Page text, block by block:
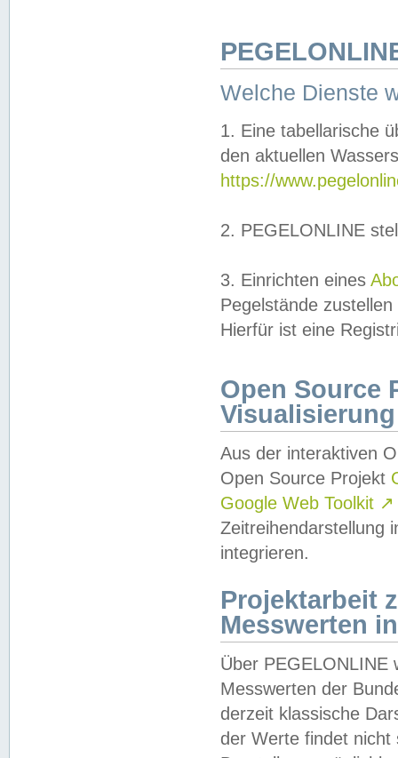
Welche Dienste
1. Eine tabellarische
den aktuellen
https://
2. PEGELONLINE
3. Einrichten eines
Pegelstände
Hierfür ist eine
Open Source
Visualisierung
Aus der interaktiven
Open Source Projekt
Google Web Toolkit ↗
Zeitreihendarstellung
integrieren.
Projektarbeit
Messwerten
Über PEGELONLINE
Messwerten der
derzeit klassische
der Werte findet